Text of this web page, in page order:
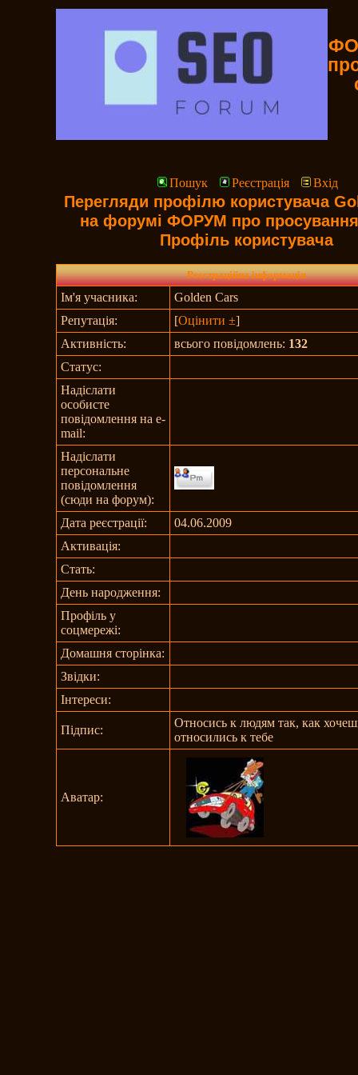
Пошук Реєстрація Вхід
Перегляди профілю користувача
на форумі ФОРУМ про просування
Профіль користувача
Реєстраційна інформація
Ім'я учасника:
Golden Cars
Репутація:
[Оцінити ±]
Активність:
всього повідомлень: 132
Статус:
Надіслати
особисте
повідомлення на e-
mail:
Надіслати
персональне
повідомлення
(сюди на форум):
Дата реєстрації:
04.06.2009
Активація:
Стать:
День народження:
Профіль у
соцмережі:
Домашня сторінка:
Звідки:
Інтереси:
Підпис:
Относись к людям так, как
относились к тебе
Аватар: